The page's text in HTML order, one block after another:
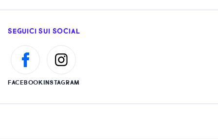
SEGUICI SUI SOCIAL
FACEBOOKINSTAGRAM